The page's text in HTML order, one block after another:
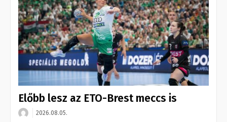
Előbb lesz az ETO-Brest meccs is
2026.08.05.